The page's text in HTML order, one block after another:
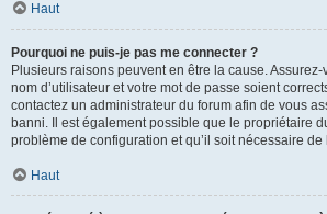
Haut
Pourquoi ne puis-je pas me connecter ?
Plusieurs raisons peuvent en être la cause.
nom d’utilisateur et votre mot de passe soient
contactez un administrateur du forum afin de vous
banni. Il est également possible que le propriétaire
problème de configuration et qu’il soit nécessaire de
Haut